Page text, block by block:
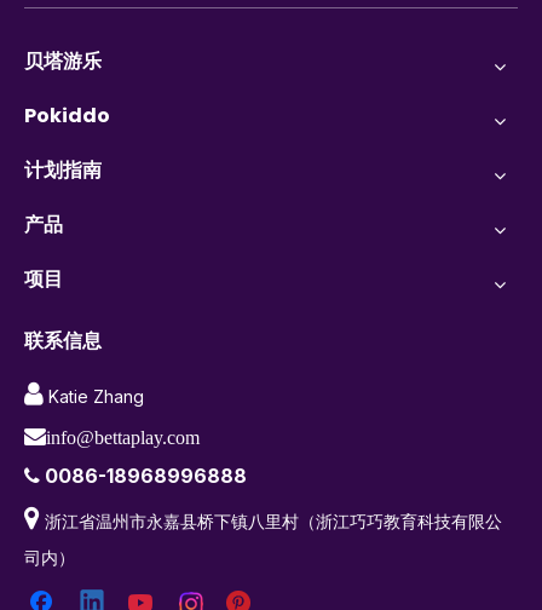
贝塔游乐
Pokiddo
计划指南
产品
项目
联系信息
 Katie Zhang
info@bettaplay.com
 0086-18968996888
 浙江省温州市永嘉县桥下镇八里村（浙江巧巧教育科技有限公
司内）